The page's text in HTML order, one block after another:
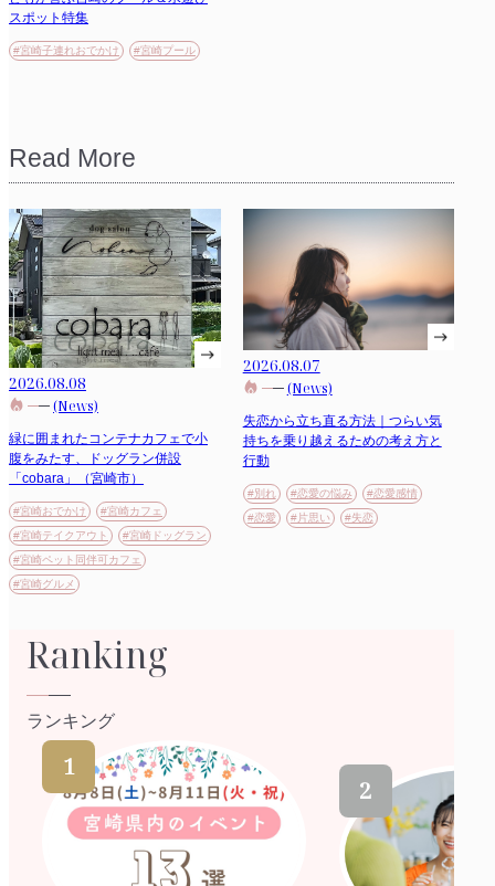
スポット特集
#宮崎子連れおでかけ #宮崎プール
Read More
2026.08.08
(News)
緑に囲まれたコンテナカフェで小
腹をみたす、ドッグラン併設
「cobara」（宮崎市）
#宮崎おでかけ
#宮崎カフェ
#宮崎テイクアウト
#宮崎ドッグラン
#宮崎ペット同伴可カフェ
#宮崎グルメ
2026.08.07
(News)
失恋から立ち直る方法｜つらい気
持ちを乗り越えるための考え方と
行動
#別れ #恋愛の悩み
#恋愛感情
#恋愛
#片思い #失恋
Ranking
ランキング